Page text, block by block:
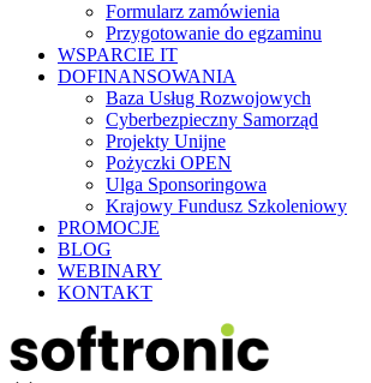
Formularz zamówienia
Przygotowanie do egzaminu
WSPARCIE IT
DOFINANSOWANIA
Baza Usług Rozwojowych
Cyberbezpieczny Samorząd
Projekty Unijne
Pożyczki OPEN
Ulga Sponsoringowa
Krajowy Fundusz Szkoleniowy
PROMOCJE
BLOG
WEBINARY
KONTAKT